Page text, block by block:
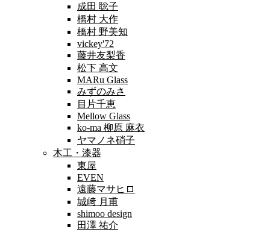
成田 聡子
橋村 大作
橋村 野美知
vickey'72
藤井友梨香
松下 高文
MARu Glass
みずのみさ
目片千恵
Mellow Glass
ko-ma 柳原 麻衣
ヤマノネ硝子
木工・漆器
東屋
EVEN
遠藤マサヒロ
城﨑 月甫
shimoo design
田澤 祐介